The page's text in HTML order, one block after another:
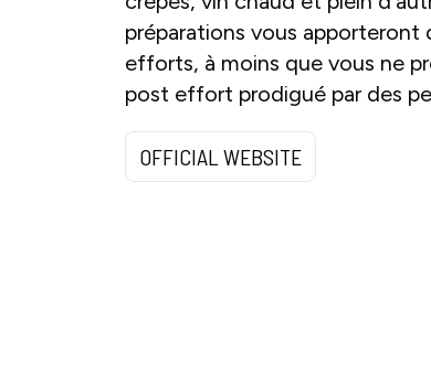
préparations vous apporteront
efforts, à moins que vous ne
post effort prodigué par des
OFFICIAL WEBSITE